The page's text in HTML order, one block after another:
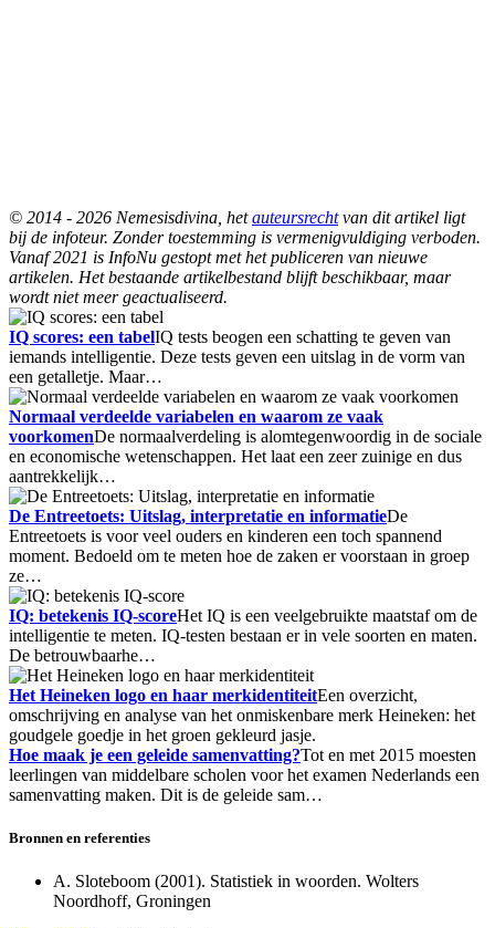
© 2014 - 2026 Nemesisdivina, hetauteursrechtvan dit artikel ligt
bij de infoteur. Zonder toestemming is vermenigvuldiging verboden.
Vanaf 2021 is InfoNu gestopt met het publiceren van nieuwe
artikelen. Het bestaande artikelbestand blijft beschikbaar, maar
wordt niet meer geactualiseerd.
IQ scores: een tabelIQ tests beogen een schatting te geven van
iemands intelligentie. Deze tests geven een uitslag in de vorm van
een getalletje. Maar…
Normaal verdeelde variabelen en waarom ze vaak
voorkomenDe normaalverdeling is alomtegenwoordig in de sociale
en economische wetenschappen. Het laat een zeer zuinige en dus
aantrekkelijk…
De Entreetoets: Uitslag, interpretatie en informatieDe
Entreetoets is voor veel ouders en kinderen een toch spannend
moment. Bedoeld om te meten hoe de zaken er voorstaan in groep
ze…
IQ: betekenis IQ-scoreHet IQ is een veelgebruikte maatstaf om de
intelligentie te meten. IQ-testen bestaan er in vele soorten en maten.
De betrouwbaarhe…
Het Heineken logo en haar merkidentiteitEen overzicht,
omschrijving en analyse van het onmiskenbare merk Heineken: het
goudgele goedje in het groen gekleurd jasje.
Hoe maak je een geleide samenvatting?Tot en met 2015 moesten
leerlingen van middelbare scholen voor het examen Nederlands een
samenvatting maken. Dit is de geleide sam…
Bronnen en referenties
A. Sloteboom (2001). Statistiek in woorden. Wolters
Noordhoff, Groningen